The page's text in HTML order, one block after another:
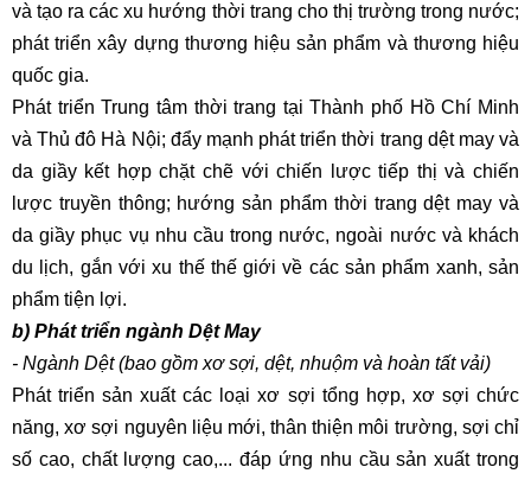
và tạo ra các xu hướng thời trang cho thị trường trong nước;
phát triển xây dựng thương hiệu sản phẩm và thương hiệu
quốc gia.
Phát triển Trung tâm thời trang tại Thành phố Hồ Chí Minh
và Thủ đô Hà Nội; đẩy mạnh phát triển thời trang dệt may và
da giầy kết hợp chặt chẽ với chiến lược tiếp thị và chiến
lược truyền thông; hướng sản phẩm thời trang dệt may và
da giầy phục vụ nhu cầu trong nước, ngoài nước và khách
du lịch, gắn với xu thế thế giới về các sản phẩm xanh, sản
phẩm tiện lợi.
b) Phát triển ngành Dệt May
- Ngành Dệt (bao gồm xơ sợi, dệt, nhuộm và hoàn tất vải)
Phát triển sản xuất các loại xơ sợi tổng hợp, xơ sợi chức
năng, xơ sợi nguyên liệu mới, thân thiện môi trường, sợi chỉ
số cao, chất lượng cao,... đáp ứng nhu cầu sản xuất trong